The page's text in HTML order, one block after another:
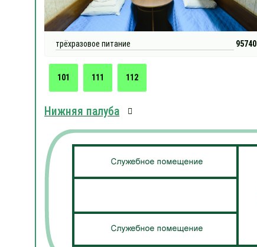
трёхразовое питание 95740
101 111 112
Нижняя палуба